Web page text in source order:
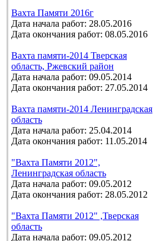
Вахта Памяти 2016г
Дата начала работ: 28.05.2016
Дата окончания работ: 08.05.2016
Вахта памяти-2014 Тверская
область, Ржевский район
Дата начала работ: 09.05.2014
Дата окончания работ: 27.05.2014
Вахта памяти-2014 Ленинградская
область
Дата начала работ: 25.04.2014
Дата окончания работ: 11.05.2014
"Вахта Памяти 2012",
Ленинградская область
Дата начала работ: 09.05.2012
Дата окончания работ: 28.05.2012
"Вахта Памяти 2012" ,Тверская
область
Дата начала работ: 09.05.2012